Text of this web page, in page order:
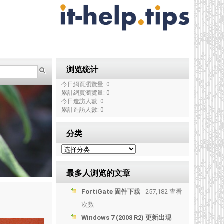
浏览统计
今日網頁瀏覽量: 0
累計網頁瀏覽量: 0
今日造訪人數: 0
累計造訪人數: 0
分类
最多人浏览的文章
FortiGate 固件下载 - 257,182 查看
次数
Windows 7 (2008 R2) 更新出现